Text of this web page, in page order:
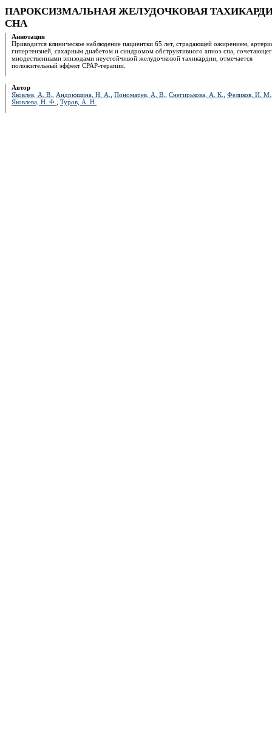
ПАРОКСИЗМАЛЬНАЯ ЖЕЛУДОЧКОВАЯ
СНА
Аннотация
Приводится клиническое наблюдение пациентки 65 лет, страдающей ожирением,
гипертензией, сахарным диабетом и синдромом обструктивного апноэ сна,
мнодественными эпизодами неустойчивой желудочковой тахикардии, отмечается
положительный эффект СРАР-терапии.
Автор
Яковлев, А. В.
Андрюшина, Н. А. Пономарев, А. В. Снегирькова, А. К. Феликов, И. М.
Яковлева, Н. Ф.
Туров, А. Н.